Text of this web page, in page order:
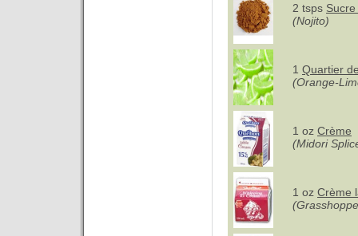
2 tsps
(Nojito)
1 Quartier
(Orange-
1 oz Crème
(Midori
1 oz Crème